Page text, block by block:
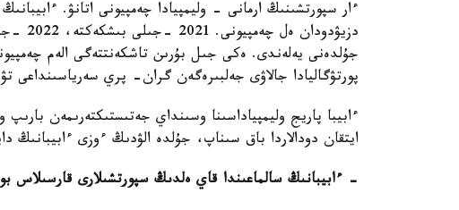
ءار سپورتشىنىڭ ارمانى - وليمپيادا چەمپيونى اتانۋ.
پورتۋگاليادا جالاۋى جەلبىرەگەن گران- پري سەرياسىنداعى
ءابيبا پاريج وليمپياداسىنا وسىنداي جەتىستىكتەرىمەن
ايتقان دودالاردا باق سىناپ، جۇلدە الۋدىڭ ءوزى ءابيبانىڭ
- ءابيبانىڭ سالماعىندا قاي ەلدىڭ سپورتشىلارى قارسىلاس